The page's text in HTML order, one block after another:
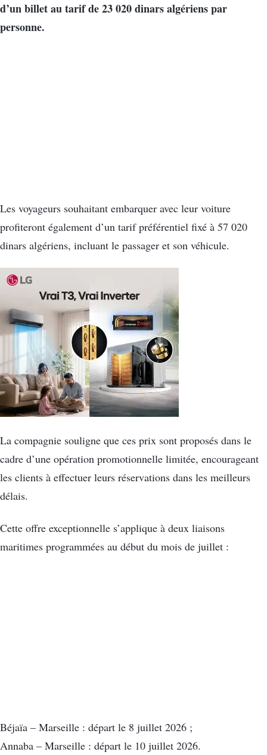
d’un billet au tarif de 23 020 dinars algériens par
personne.
Les voyageurs souhaitant embarquer avec leur voiture
profiteront également d’un tarif préférentiel fixé à 57 020
dinars algériens, incluant le passager et son véhicule.
La compagnie souligne que ces prix sont proposés dans le
cadre d’une opération promotionnelle limitée, encourageant
les clients à effectuer leurs réservations dans les meilleurs
délais.
Cette offre exceptionnelle s’applique à deux liaisons
maritimes programmées au début du mois de juillet :
Béjaïa – Marseille : départ le 8 juillet 2026 ;
Annaba – Marseille : départ le 10 juillet 2026.